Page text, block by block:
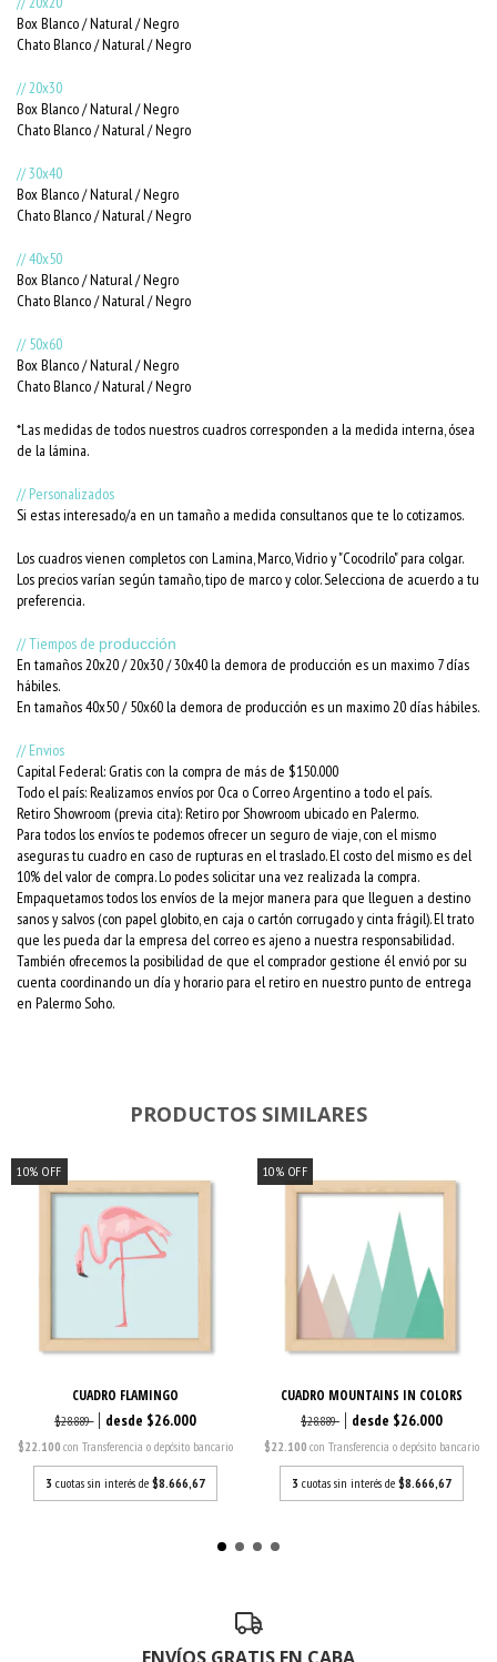
Box Blanco / Natural / Negro
Chato Blanco / Natural / Negro
// 20x30
Box Blanco / Natural / Negro
Chato Blanco / Natural / Negro
// 30x40
Box Blanco / Natural / Negro
Chato Blanco / Natural / Negro
// 40x50
Box Blanco / Natural / Negro
Chato Blanco / Natural / Negro
// 50x60
Box Blanco / Natural / Negro
Chato Blanco / Natural / Negro
*Las medidas de todos nuestros cuadros corresponden a la medida interna, ósea
de la lámina.
// Personalizados
Si estas interesado/a en un tamaño a medida consultanos que te lo cotizamos.
Los cuadros vienen completos con Lamina, Marco, Vidrio y "Cocodrilo" para colgar.
Los precios varían según tamaño, tipo de marco y color. Selecciona de acuerdo a tu
preferencia.
// Tiempos de producción
En tamaños 20x20 / 20x30 / 30x40 la demora de producción es un maximo 7 días
hábiles.
En tamaños 40x50 / 50x60 la demora de producción es un maximo 20 días hábiles.
// Envios
Capital Federal: Gratis con la compra de más de $150.000
Todo el país: Realizamos envíos por Oca o Correo Argentino a todo el país.
Retiro Showroom (previa cita): Retiro por Showroom ubicado en Palermo.
Para todos los envíos te podemos ofrecer un seguro de viaje, con el mismo
aseguras tu cuadro en caso de rupturas en el traslado. El costo del mismo es del
10% del valor de compra. Lo podes solicitar una vez realizada la compra.
Empaquetamos todos los envíos de la mejor manera para que lleguen a destino
sanos y salvos (con papel globito, en caja o cartón corrugado y cinta frágil). El trato
que les pueda dar la empresa del correo es ajeno a nuestra responsabilidad.
También ofrecemos la posibilidad de que el comprador gestione él envió por su
cuenta coordinando un día y horario para el retiro en nuestro punto de entrega
en Palermo Soho.
PRODUCTOS SIMILARES
10% OFF
CUADRO FLAMINGO
$28.889 $26.000
$22.100con Transferencia o depósito bancario
3 cuotas sin interés de$8.666,67
10% OFF
CUADRO MOUNTAINS IN COLORS
$28.889 $26.000
$22.100 con Transferencia o depósito bancario
3 cuotas sin interés de $8.666,67
ENVÍOS GRATIS EN CABA